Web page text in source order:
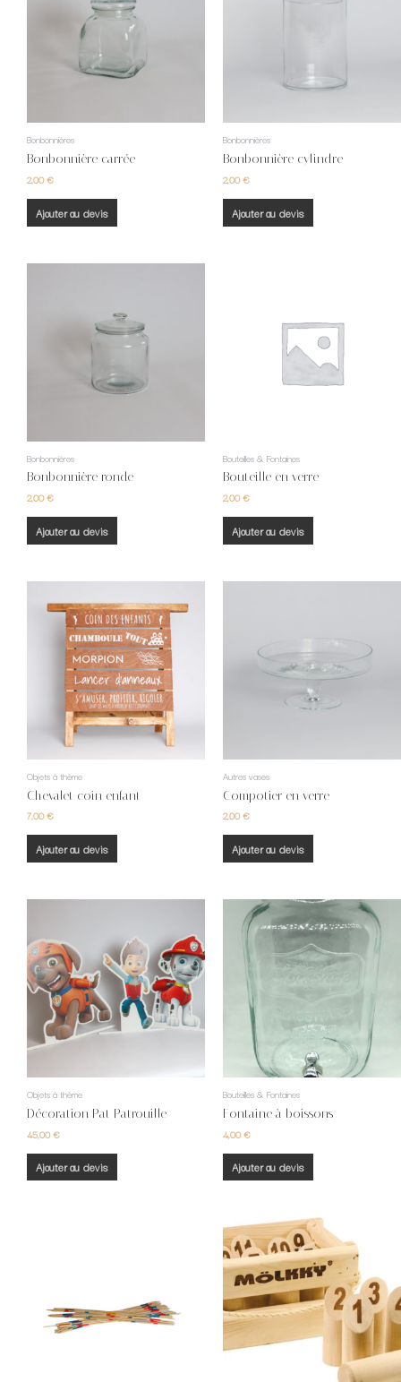
Bonbonnières
Bonbonnière carrée
2,00€
Ajouter au devis
Bonbonnières
Bonbonnière cylindre
2,00€
Ajouter au devis
Bonbonnières
Bonbonnière ronde
2,00€
Ajouter au devis
Bouteilles & Fontaines
Bouteille en verre
2,00€
Ajouter au devis
Objets à thème
Chevalet coin enfant
7,00€
Ajouter au devis
Autres vases
Compotier en verre
2,00€
Ajouter au devis
Objets à thème
Décoration Pat Patrouille
45,00€
Ajouter au devis
Bouteilles & Fontaines
Fontaine à boissons
4,00€
Ajouter au devis